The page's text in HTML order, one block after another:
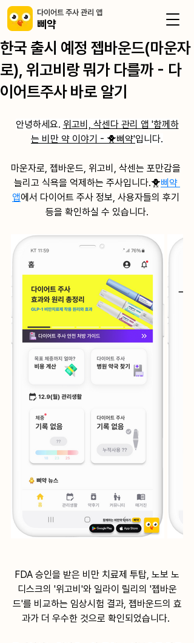
​다이어트 주사 관리 앱
삐약
한국 출시 예정 젭바운드(마운자
로), 위고비랑 뭐가 다를까 - 다
이어트주사 바로 알기
안녕하세요. 위고비, 삭센다 관리 앱 '함께하
는 비만 약 이야기 - 🐥삐약'입니다.
마운자로, 젭바운드, 위고비, 삭센는 포만감을
늘리고 식욕을 억제하는 주사입니다.🐥삐약
앱﻿에서 ﻿﻿다이어트 주사 정보, 사용자들의 후기
등을 확인하실 수 있습니다.
FDA 승인을 받은 비만 치료제 투탑, 노보 노
디스크의 '위고비'와 일라이 릴리의 '젭바운
드'를 비교하는 임상시험 결과, 젭바운드의 효
과가 더 우수한 것으로 확인되었습니다.